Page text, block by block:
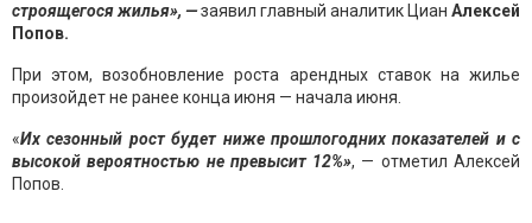
строящегося жилья», —заявил главный аналитик Циан Алексей
Попов.
При этом, возобновление роста арендных ставок на жилье
произойдет не ранее конца июня — начала июня.
«Их сезонный рост будет ниже прошлогодних показателей и с
высокой вероятностью не превысит 12%», — отметил Алексей
Попов.